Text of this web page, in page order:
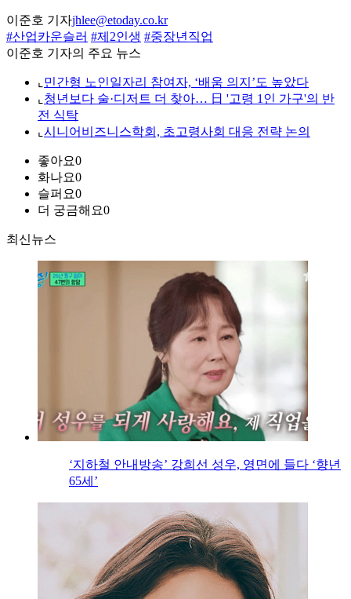
이준호 기자jhlee@etoday.co.kr
#산업카운슬러 #제2인생 #중장년직업
이준호 기자의 주요 뉴스
⌞ 민간형 노인일자리 참여자, ‘배움 의지’도 높았다
⌞ 청년보다 술·디저트 더 찾아… 日 '고령 1인 가구'의 반
전 식탁
⌞ 시니어비즈니스학회, 초고령사회 대응 전략 논의
좋아요0
화나요0
슬퍼요0
더 궁금해요0
최신뉴스
‘지하철 안내방송’ 강희선 성우, 영면에 들다 ‘향년
65세’